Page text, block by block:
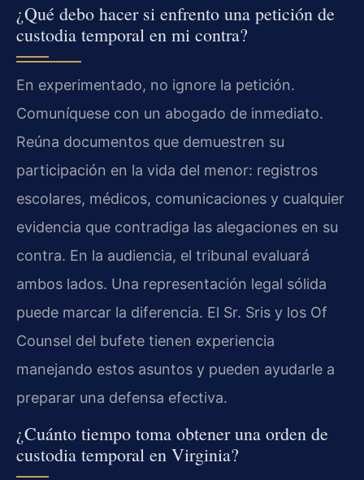
¿Qué debo hacer si enfrento una petición de
custodia temporal en mi contra?
En experimentado, no ignore la petición.
Comuníquese con un abogado de inmediato.
Reúna documentos que demuestren su
participación en la vida del menor: registros
escolares, médicos, comunicaciones y cualquier
evidencia que contradiga las alegaciones en su
contra. En la audiencia, el tribunal evaluará
ambos lados. Una representación legal sólida
puede marcar la diferencia. El Sr. Sris y los Of
Counsel del bufete tienen experiencia
manejando estos asuntos y pueden ayudarle a
preparar una defensa efectiva.
¿Cuánto tiempo toma obtener una orden de
custodia temporal en Virginia?